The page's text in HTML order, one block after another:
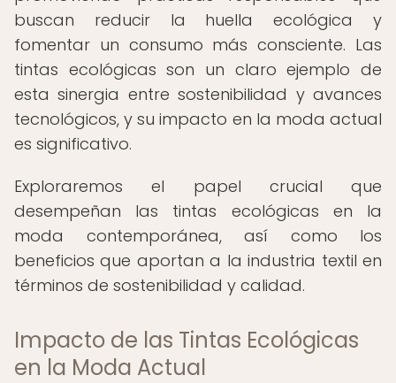
buscan reducir la huella ecológica y
fomentar un consumo más consciente. Las
tintas ecológicas son un claro ejemplo de
esta sinergia entre sostenibilidad y avances
tecnológicos, y su impacto en la moda actual
es significativo.
Exploraremos el papel crucial que
desempeñan las tintas ecológicas en la
moda contemporánea, así como los
beneficios que aportan a la industria textil en
términos de sostenibilidad y calidad.
Impacto de las Tintas Ecológicas
en la Moda Actual